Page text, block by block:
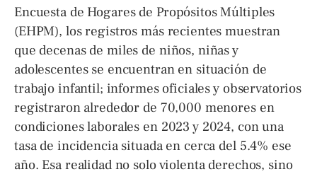
Encuesta de Hogares de Propósitos Múltiples
(EHPM), los registros más recientes muestran
que decenas de miles de niños, niñas y
adolescentes se encuentran en situación de
trabajo infantil; informes oficiales y observatorios
registraron alrededor de 70,000 menores en
condiciones laborales en 2023 y 2024, con una
tasa de incidencia situada en cerca del 5.4% ese
año. Esa realidad no solo violenta derechos, sino